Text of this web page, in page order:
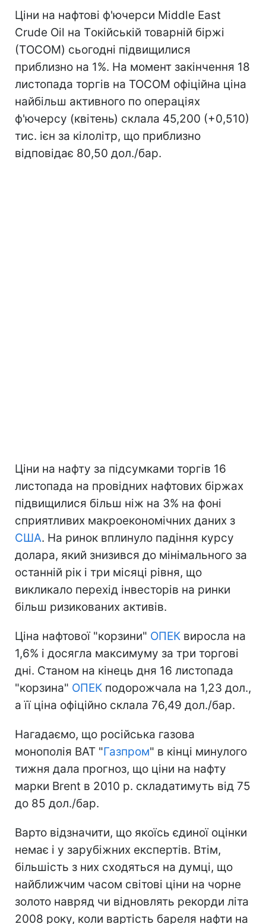
Ціни на нафтові ф'ючерси Middle East
Crude Oil на Tокійській товарній біржі
(ТOCOM) сьогодні підвищилися
приблизно на 1%. На момент закінчення 18
листопада торгів на TOCOM офіційна ціна
найбільш активного по операціях
ф'ючерсу (квітень) склала 45,200 (+0,510)
тис. ієн за кілолітр, що приблизно
відповідає 80,50 дол./бар.
Ціни на нафту за підсумками торгів 16
листопада на провідних нафтових біржах
підвищилися більш ніж на 3% на фоні
сприятливих макроекономічних даних з
США. На ринок вплинуло падіння курсу
долара, який знизився до мінімального за
останній рік і три місяці рівня, що
викликало перехід інвесторів на ринки
більш ризикованих активів.
Ціна нафтової "корзини" ОПЕК виросла на
1,6% і досягла максимуму за три торгові
дні. Станом на кінець дня 16 листопада
"корзина" ОПЕК подорожчала на 1,23 дол.,
а її ціна офіційно склала 76,49 дол./бар.
Нагадаємо, що російська газова
монополія ВАТ "Газпром" в кінці минулого
тижня дала прогноз, що ціни на нафту
марки Brent в 2010 р. складатимуть від 75
до 85 дол./бар.
Варто відзначити, що якоїсь єдиної оцінки
немає і у зарубіжних експертів. Втім,
більшість з них сходяться на думці, що
найближчим часом світові ціни на чорне
золото навряд чи відновлять рекорди літа
2008 року, коли вартість бареля нафти на